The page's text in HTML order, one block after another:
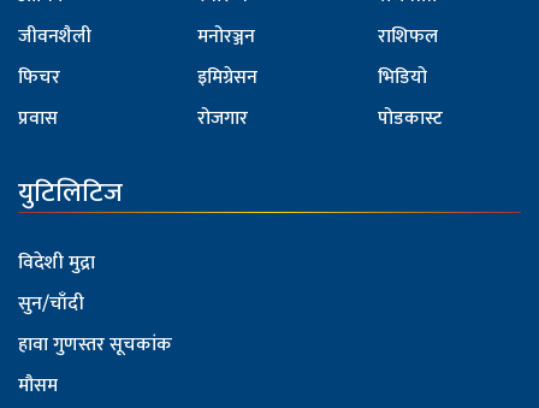
जीवनशैली
फिचर
प्रवास
मनोरञ्जन
इमिग्रेसन
रोजगार
राशिफल
भिडियो
पोडकास्ट
युटिलिटिज
विदेशी मुद्रा
सुन/चाँदी
हावा गुणस्तर सूचकांक
मौसम